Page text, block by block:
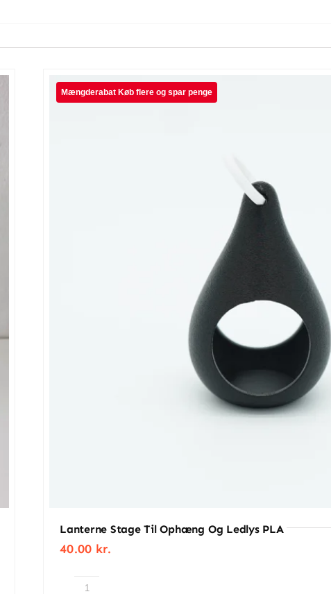
er skabt med en let asymmetri, der gør figuren mere
Flere harer sammen giver en stærkere visuel
og struktur gør dem ideelle til at skabe en samlet
med at de står stabilt. Den 3D‑printede konstruktion
som holder sig flot år efter år.
Deres enkle form og moderne udtryk gør dem
matche dem med sæsonens øvrige farver.
der sikrer optimal stabilitet. Dette betyder,
Lanterne Stage Til Ophæng Og Ledlys PLA
40.00 kr.